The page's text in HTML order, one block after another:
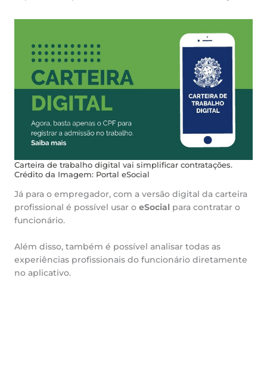
Carteira de trabalho digital vai simplificar contratações.
Crédito da Imagem: Portal eSocial
Já para o empregador, com a versão digital da carteira
profissional é possível usar o eSocial para contratar o
funcionário.
Além disso, também é possível analisar todas as
experiências profissionais do funcionário diretamente
no aplicativo.